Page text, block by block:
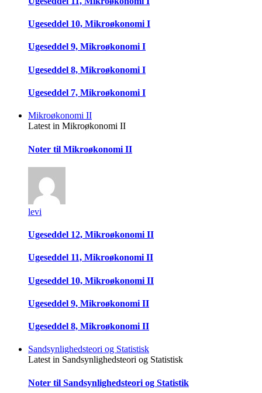
Ugeseddel 10, Mikroøkonomi I
Ugeseddel 9, Mikroøkonomi I
Ugeseddel 8, Mikroøkonomi I
Ugeseddel 7, Mikroøkonomi I
Mikroøkonomi II
Latest in Mikroøkonomi II
Noter til Mikroøkonomi II
levi
Ugeseddel 12, Mikroøkonomi II
Ugeseddel 11, Mikroøkonomi II
Ugeseddel 10, Mikroøkonomi II
Ugeseddel 9, Mikroøkonomi II
Ugeseddel 8, Mikroøkonomi II
Sandsynlighedsteori og Statistisk
Latest in Sandsynlighedsteori og Statistisk
Noter til Sandsynlighedsteori og Statistik